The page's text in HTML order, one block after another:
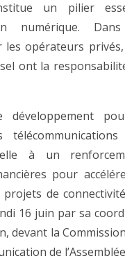
un pilier
numérique.
les opérateurs
ont la
développement
télécommunications
à un
pour
de
16 juin par sa
devant la
de